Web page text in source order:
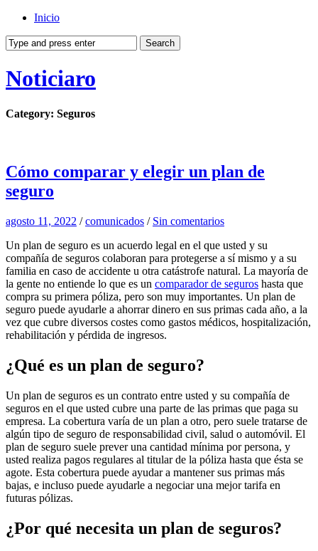
Inicio
Noticiaro
Category: Seguros
Cómo comparar y elegir un plan de
seguro
agosto 11, 2022 /comunicados / Sin comentarios
Un plan de seguro es un acuerdo legal en el que usted y su
compañía de seguros colaboran para protegerse a sí mismo y a su
familia en caso de accidente u otra catástrofe natural. La mayoría de
la gente no entiende lo que es un comparador de seguros hasta que
compra su primera póliza, pero son muy importantes. Un plan de
seguro puede ayudarle a ahorrar dinero en sus primas cada año, a la
vez que cubre diversos costes como gastos médicos, hospitalización,
rehabilitación y pérdida de ingresos.
¿Qué es un plan de seguro?
Un plan de seguros es un contrato entre usted y su compañía de
seguros en el que usted cubre una parte de las primas que paga su
empresa. La cobertura varía de un plan a otro, pero suele tratarse de
algún tipo de seguro de responsabilidad civil, salud o automóvil. El
plan de seguro suele prever una cantidad mínima por persona, y
usted realiza pagos regulares al titular de la póliza hasta que ésta se
agote. Esta cobertura puede ayudar a mantener sus primas más
bajas, e incluso puede ayudarle a negociar una mejor tarifa en
futuras pólizas.
¿Por qué necesita un plan de seguros?